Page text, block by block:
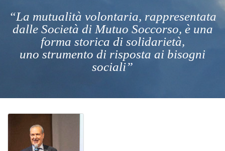
“La mutualità volontaria, rappresentata
dalle Società di Mutuo Soccorso, è una
forma storica di solidarietà,
uno strumento di risposta ai bisogni
sociali”